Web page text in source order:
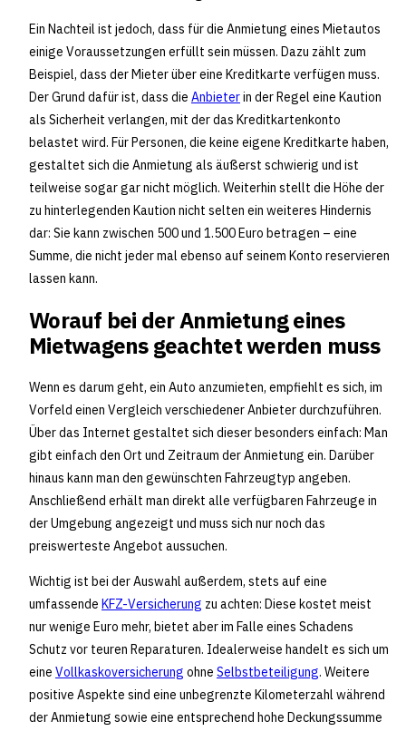
Ein Nachteil ist jedoch, dass für die Anmietung eines Mietautos
einige Voraussetzungen erfüllt sein müssen. Dazu zählt zum
Beispiel, dass der Mieter über eine Kreditkarte verfügen muss.
Der Grund dafür ist, dass die Anbieterin der Regel eine Kaution
als Sicherheit verlangen, mit der das Kreditkartenkonto
belastet wird. Für Personen, die keine eigene Kreditkarte haben,
gestaltet sich die Anmietung als äußerst schwierig und ist
teilweise sogar gar nicht möglich. Weiterhin stellt die Höhe der
zu hinterlegenden Kaution nicht selten ein weiteres Hindernis
dar: Sie kann zwischen 500 und 1.500 Euro betragen – eine
Summe, die nicht jeder mal ebenso auf seinem Konto reservieren
lassen kann.
Worauf bei der Anmietung eines
Mietwagens geachtet werden muss
Wenn es darum geht, ein Auto anzumieten, empfiehlt es sich, im
Vorfeld einen Vergleich verschiedener Anbieter durchzuführen.
Über das Internet gestaltet sich dieser besonders einfach: Man
gibt einfach den Ort und Zeitraum der Anmietung ein. Darüber
hinaus kann man den gewünschten Fahrzeugtyp angeben.
Anschließend erhält man direkt alle verfügbaren Fahrzeuge in
der Umgebung angezeigt und muss sich nur noch das
preiswerteste Angebot aussuchen.
Wichtig ist bei der Auswahl außerdem, stets auf eine
umfassende KFZ-Versicherung zu achten: Diese kostet meist
nur wenige Euro mehr, bietet aber im Falle eines Schadens
Schutz vor teuren Reparaturen. Idealerweise handelt es sich um
eine Vollkaskoversicherung ohne Selbstbeteiligung. Weitere
positive Aspekte sind eine unbegrenzte Kilometerzahl während
der Anmietung sowie eine entsprechend hohe Deckungssumme